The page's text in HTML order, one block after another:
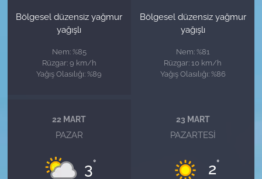
Bölgesel düzensiz yağmur
yağışlı
Nem: %85
Rüzgar: 9 km/h
Yağış Olasılığı: %89
Bölgesel düzensiz yağmur
yağışlı
Nem: %81
Rüzgar: 10 km/h
Yağış Olasılığı: %86
22 MART
PAZAR
3°
23 MART
PAZARTESI
2°